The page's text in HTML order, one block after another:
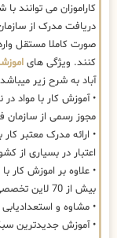
کاراموزان می توانند
دریافت مدرک از
صورت کاملا مستقل
کنند. ویژگی های
آباد به شرح زیر
• آموزش کار با مواد در
مجوز رسمی از سازمان
• ارائه مدرک معتبر
اعتبار در بسیاری از
• علاوه بر اموزش کار
بیش از 70 لاین تخصصی از مبتدی تا فوق پیشرفته در این مرکز برگزار میشود
• مشاوه و
• آموزش جدیدترین